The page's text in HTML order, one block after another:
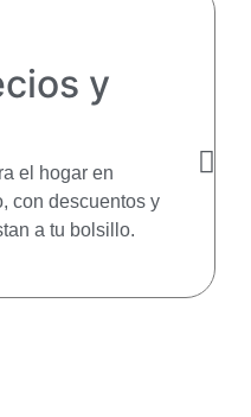
y
el hogar en
con descuentos y
a tu bolsillo.